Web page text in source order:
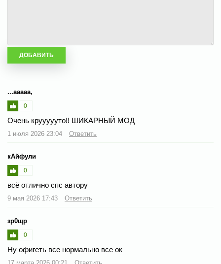
...ааааа,
0
Очень круууууто!! ШИКАРНЫЙ МОД
1 июля 2026 23:04 Ответить
кАйфули
0
всё отлично спс автору
9 мая 2026 17:43 Ответить
зр0щр
0
Ну офигеть все нормально все ок